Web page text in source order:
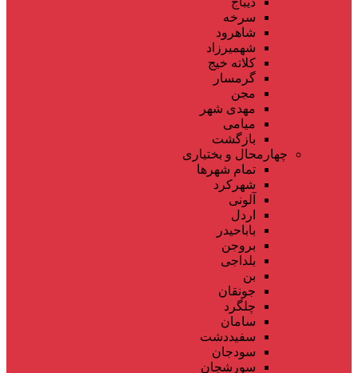
سرخه
شاهرود
شهمیرزاد
کلاته خیج
گرمسار
مجن
مهدی شهر
میامی
بازگشت
چهارمحال و بختیاری
تمام شهر‌ها
شهرکرد
آلونی
اردل
باباحیدر
بروجن
بلداجی
بن
جونقان
چلگرد
سامان
سفیددشت
سودجان
سورشجان